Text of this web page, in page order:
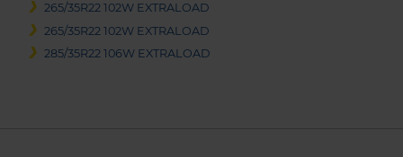
265/35R22 102W EXTRALOAD
265/35R22 102W EXTRALOAD
285/35R22 106W EXTRALOAD